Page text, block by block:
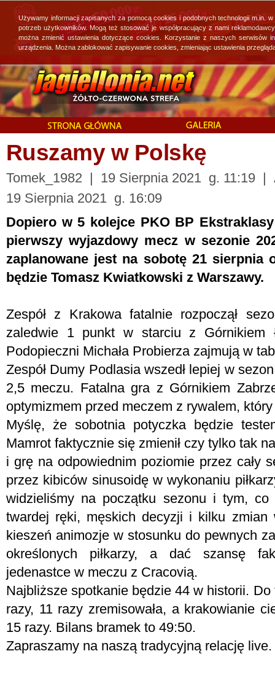
Ruszamy w Polskę
Tomek_1982 | 19 Sierpnia 2021 g. 11:19 |
19 Sierpnia 2021 g. 16:09
Dopiero w 5 kolejce PKO BP
pierwszy wyjazdowy mecz w sezonie
zaplanowane jest na sobotę 21 sierpnia
będzie Tomasz Kwiatkowski z Warszawy.
Zespół z Krakowa fatalnie rozpoczął
zaledwie 1 punkt w starciu z Górnikiem
Podopieczni Michała Probierza zajmują w
Zespół Dumy Podlasia wszedł lepiej w
2,5 meczu. Fatalna gra z Górnikiem
optymizmem przed meczem z rywalem,
Myślę, że sobotnia potyczka będzie
Mamrot faktycznie się zmienił czy tylko tak
i grę na odpowiednim poziomie przez cały
przez kibiców sinusoidę w wykonaniu
widzieliśmy na początku sezonu i tym, co
twardej ręki, męskich decyzji i kilku zmian
kieszeń animozje w stosunku do pewnych
określonych piłkarzy, a dać szansę
jedenastce w meczu z Cracovią.
Najbliższe spotkanie będzie 44 w historii. Do
razy, 11 razy zremisowała, a krakowianie
15 razy. Bilans bramek to 49:50.
Zapraszamy na naszą tradycyjną relację
Używamy informacji zapisanych za pomocą cookies i podobnych technologii
potrzeb użytkowników. Mogą też stosować je współpracujący z nami
można zmienić ustawienia dotyczące cookies. Korzystanie z naszych
urządzenia. Można zablokować zapisywanie cookies, zmieniając ustawienia